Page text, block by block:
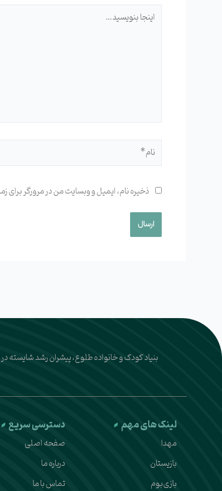
اینجا
بنویسید…
نام*
ذخیره نام، ایمیل و وبسایت من در مرورگر برای
بنیاد کودک و خانواده طلوع، پیشران رشد
لینک های مهم
مهدا
بازیستان
بازی‌بوم
دسترسی سریع
صفحه اصلی
درباره ما
تماس با ما